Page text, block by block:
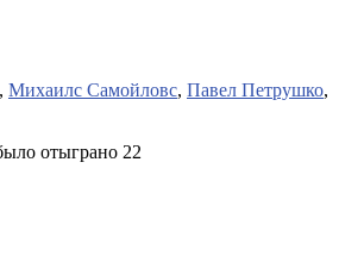
, Михаилс Самойловс, Павел Петрушко,
отыграно 22